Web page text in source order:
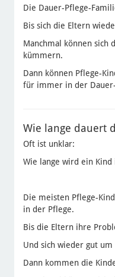
Die Dauer-Pflege-
Bis sich die Eltern
Manchmal können sich
kümmern.
Dann können Pflege-
für immer in der
Wie lange dauert
Oft ist unklar:
Wie lange wird ein
Die meisten Pflege-
in der Pflege.
Bis die Eltern ihre
Und sich wieder gut
Dann kommen die